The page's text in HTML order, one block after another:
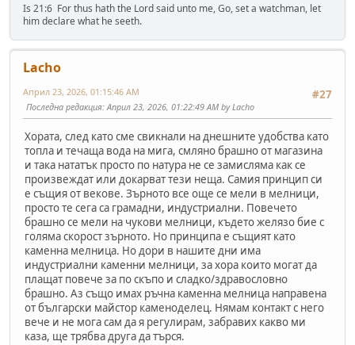
Is 21:6 For thus hath the Lord said unto me, Go, set a watchman, let
him declare what he seeth.
Lacho
#27
Април 23, 2026, 01:15:46 AM
Последна редакция: Април 23, 2026, 01:22:49 AM by Lacho
Хората, след като сме свикнали на днешните удобства като
топла и течаща вода на мига, смляно брашно от магазина
и така нататък просто по натура не се замисляма как се
произвеждат или докарват тези неща. Самия принцип си
е същия от векове. Зърното все още се мели в мелници,
просто те сега са грамадни, индустриални. Повечето
брашно се мели на чукови мелници, където желязо бие с
голяма скорост зърното. Но принципа е същият като
каменна мелница. Но дори в нашите дни има
индустриални каменни мелници, за хора които могат да
плащат повече за по скъпо и сладко/здравословно
брашно. Аз също имах ръчна каменна мелница направена
от български майстор каменоделец. Нямам контакт с него
вече и не мога сам да я регулирам, забравих какво ми
каза, ще трябва друга да търся.